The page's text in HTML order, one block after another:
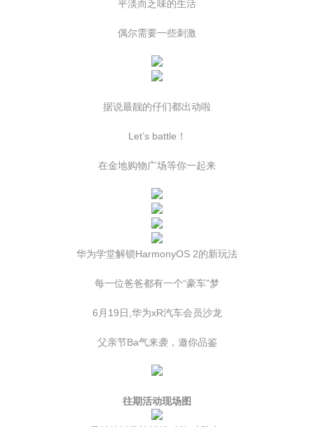
平淡而乏味的生活
偶尔需要一些刺激
据说最靓的仔们都出动啦
Let’s battle！
在金地购物广场等你一起来
华为学堂解锁HarmonyOS 2的新玩法
每一位爸爸都有一个“豪车”梦
6月19日,华为xR汽车会员沙龙
父亲节Ba气来袭，邀你品鉴
往期活动现场图